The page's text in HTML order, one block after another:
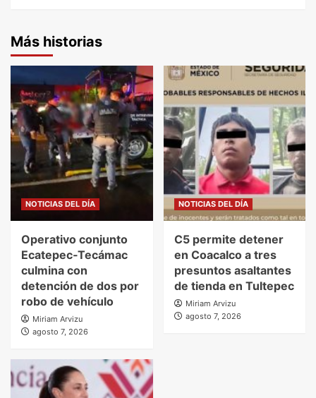
Más historias
NOTICIAS DEL DÍA
Operativo conjunto
Ecatepec‑Tecámac
culmina con
detención de dos por
robo de vehículo
Miriam Arvizu
agosto 7, 2026
NOTICIAS DEL DÍA
C5 permite detener
en Coacalco a tres
presuntos asaltantes
de tienda en Tultepec
Miriam Arvizu
agosto 7, 2026